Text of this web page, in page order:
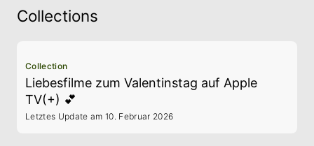
Collections
Collection
Liebesfilme zum Valentinstag auf Apple
TV(+) 💕
Letztes Update am 10. Februar 2026